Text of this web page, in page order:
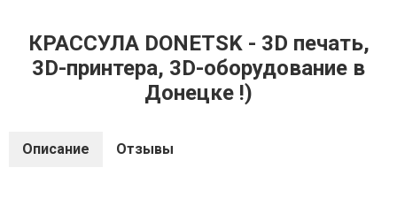
КРАССУЛА DONETSK - 3D печать,
3D-принтера, 3D-оборудование в
Донецке !)
Описание Отзывы